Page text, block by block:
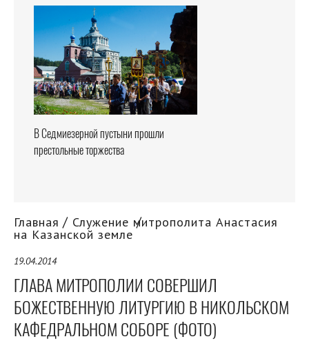
В Седмиезерной пустыни прошли
престольные торжества
Главная Служение митрополита Анастасия
на Казанской земле
19.04.2014
ГЛАВА МИТРОПОЛИИ СОВЕРШИЛ
БОЖЕСТВЕННУЮ ЛИТУРГИЮ В НИКОЛЬСКОМ
КАФЕДРАЛЬНОМ СОБОРЕ (ФОТО)